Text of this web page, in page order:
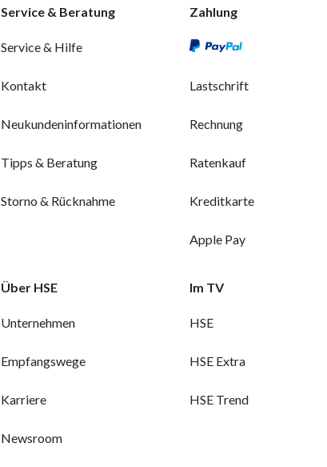
Service & Beratung
Service & Hilfe
Kontakt
Neukundeninformationen
Tipps & Beratung
Storno & Rücknahme
Zahlung
Lastschrift
Rechnung
Ratenkauf
Kreditkarte
Apple Pay
Über HSE
Unternehmen
Empfangswege
Karriere
Newsroom
Im TV
HSE
HSE Extra
HSE Trend